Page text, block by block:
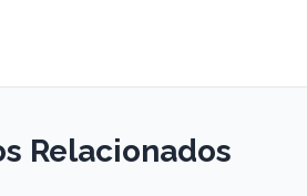
Relacionados